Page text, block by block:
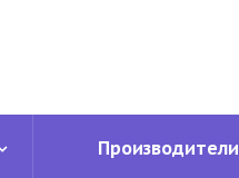
Производители